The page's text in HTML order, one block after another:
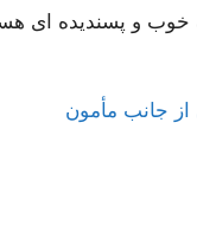
خوب و پسندیده ای
از جانب مأمون